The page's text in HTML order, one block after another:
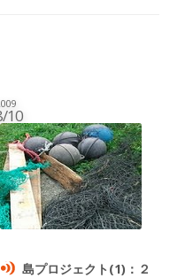
10
島プロジェクト(1)：２